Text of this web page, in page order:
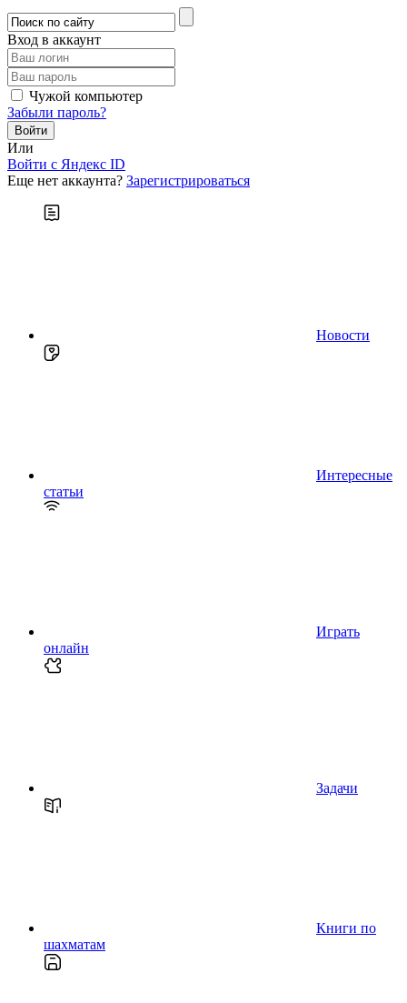
Вход в аккаунт
Чужой компьютер
Забыли пароль?
Или
Войти c Яндекс ID
Еще нет аккаунта? Зарегистрироваться
Новости
Интересные
статьи
Играть
онлайн
Задачи
Книги по
шахматам